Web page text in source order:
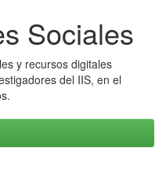
Sociales
y recursos digitales
del IIS, en el